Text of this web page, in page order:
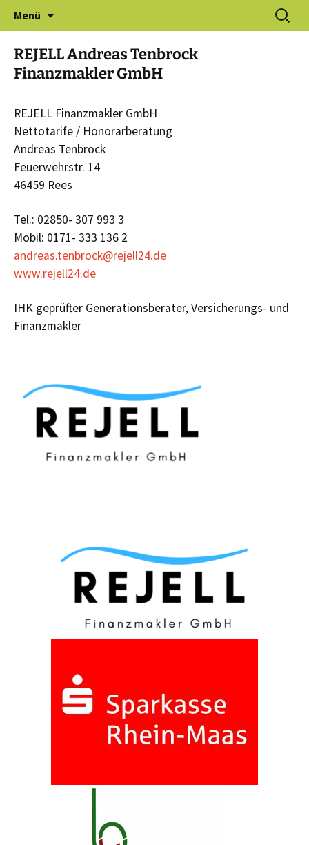
Gewerbeverein Haldern e.V.
Menü
Suchen
nach:
REJELL Andreas Tenbrock
Finanzmakler GmbH
REJELL Finanzmakler GmbH
Nettotarife / Honorarberatung
Andreas Tenbrock
Feuerwehrstr. 14
46459 Rees
Tel.: 02850- 307 993 3
Mobil: 0171- 333 136 2
andreas.tenbrock@rejell24.de
www.rejell24.de
IHK geprüfter Generationsberater, Versicherungs- und
Finanzmakler